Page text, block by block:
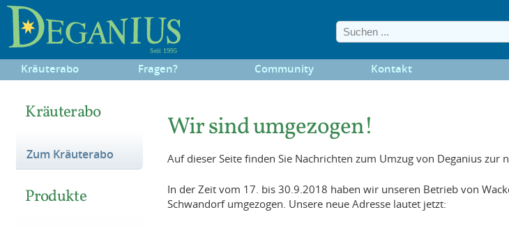
Kräuterabo Fragen? Community Kontakt
Kräuterabo
Zum Kräuterabo
Produkte
Wir sind umgezogen!
Auf dieser Seite finden Sie Nachrichten zum Umzug von Deganius zur
In der Zeit vom 17. bis 30.9.2018 haben wir unseren Betrieb von
Schwandorf umgezogen. Unsere neue Adresse lautet jetzt: